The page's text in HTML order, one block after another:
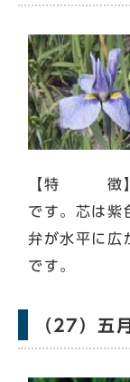
【特 徴】
です。芯は紫
弁が水平に広
です。
（27）五